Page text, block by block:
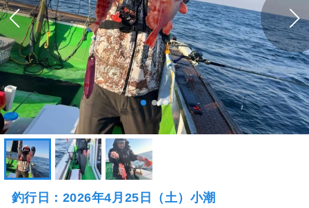
釣行日：2026年4月25日（土）小潮